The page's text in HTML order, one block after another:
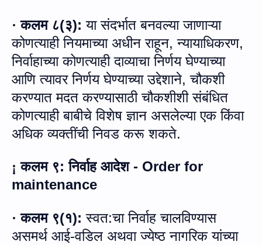
· कलम ८(३): या संदर्भात बनवल्या जाणाऱ्या
कोणत्याही नियमाच्या अधीन राहून,न्यायाधिकरण,
निर्वाहाच्या कोणत्याही दाव्याचा निर्णय घेण्याच्या
आणि त्यावर निर्णय घेण्याच्या उद्देशाने,चौकशी
करण्यात मदत करण्यासाठी चौकशीशी संबंधित
कोणत्याही बाबीचे विशेष ज्ञान असलेल्या एक किंवा
अधिक व्यक्तींची निवड करू शकते.
¡ कलम ९: निर्वाह आदेश - Order for
maintenance
· कलम ९(१): स्वत:चा निर्वाह चालविण्यास
असमर्थ आई-वडिल अथवा ज्येष्ठ नागरिक यांच्या